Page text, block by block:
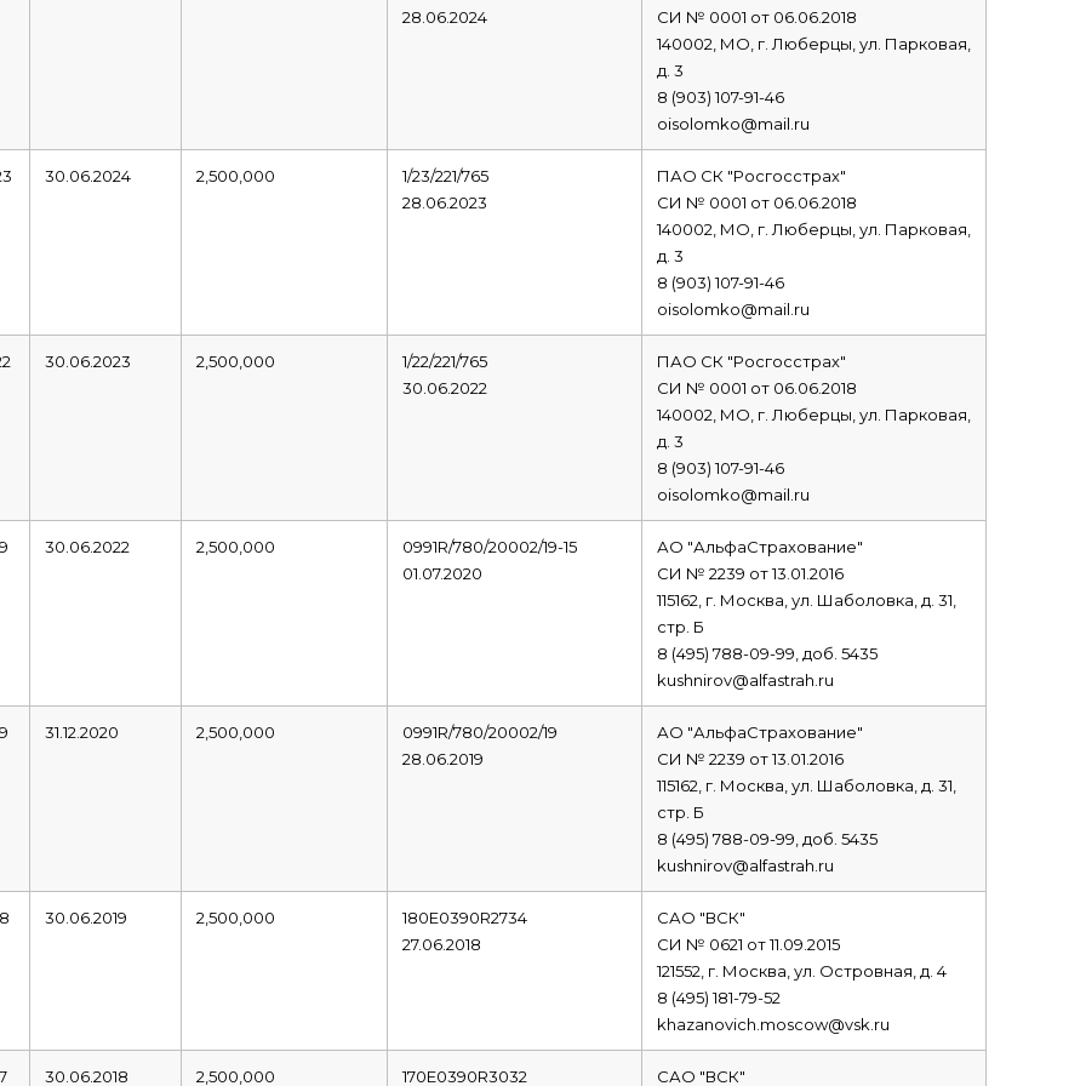
28.06.2024
СИ № 0001 от 06.06.2018
140002, МО, г. Люберцы, ул. Парковая,
д. 3
8 (903) 107-91-46
oisolomko@mail.ru
30.06.2024 2,500,000
1/23/221/765
28.06.2023
ПАО СК "Росгосстрах"
СИ № 0001 от 06.06.2018
140002, МО, г. Люберцы, ул. Парковая,
д. 3
8 (903) 107-91-46
oisolomko@mail.ru
30.06.2023 2,500,000
1/22/221/765
30.06.2022
ПАО СК "Росгосстрах"
СИ № 0001 от 06.06.2018
140002, МО, г. Люберцы, ул. Парковая,
д. 3
8 (903) 107-91-46
oisolomko@mail.ru
30.06.2022 2,500,000
0991R/780/20002/19-15
01.07.2020
АО "АльфаСтрахование"
СИ № 2239 от 13.01.2016
115162, г. Москва, ул. Шаболовка, д. 31,
стр. Б
8 (495) 788-09-99, доб. 5435
kushnirov@alfastrah.ru
31.12.2020 2,500,000
0991R/780/20002/19
28.06.2019
АО "АльфаСтрахование"
СИ № 2239 от 13.01.2016
115162, г. Москва, ул. Шаболовка, д. 31,
стр. Б
8 (495) 788-09-99, доб. 5435
kushnirov@alfastrah.ru
30.06.2019 2,500,000
180E0390R2734
27.06.2018
САО "ВСК"
СИ № 0621 от 11.09.2015
121552, г. Москва, ул. Островная, д. 4
8 (495) 181-79-52
khazanovich.moscow@vsk.ru
30.06.2018 2,500,000 170E0390R3032 САО "ВСК"